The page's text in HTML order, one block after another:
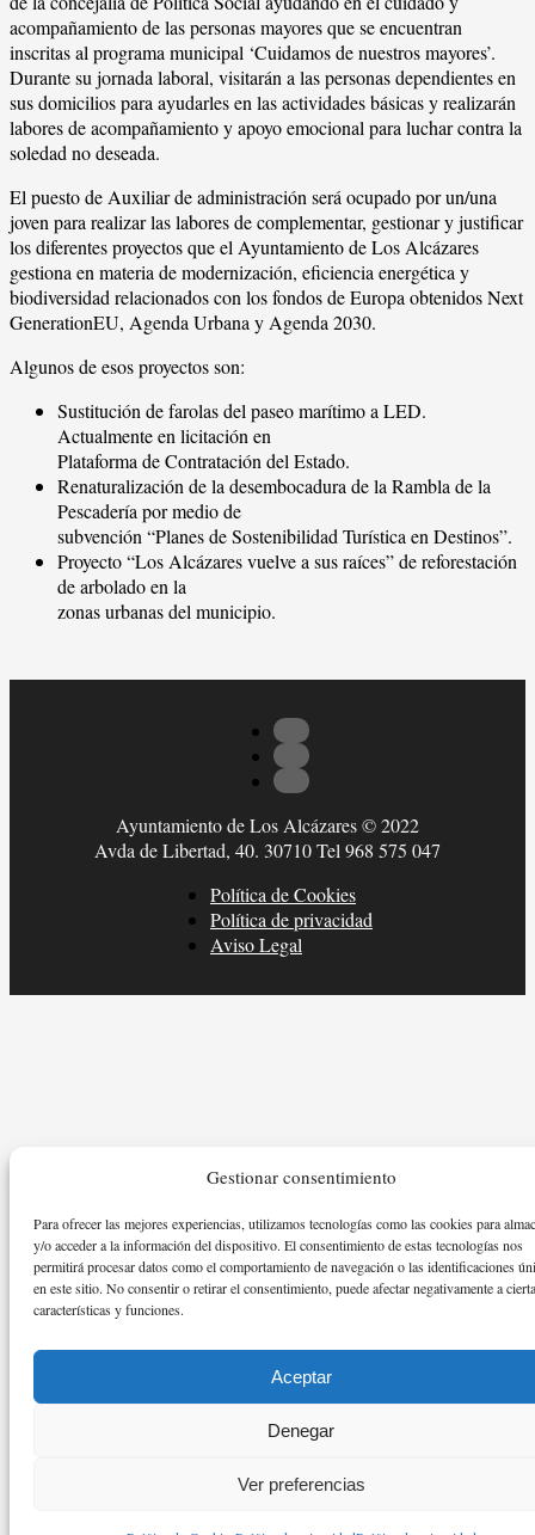
Gestionar consentimiento
Para ofrecer las mejores experiencias, utilizamos tecnologías como las cookies para
y/o acceder a la información del dispositivo. El consentimiento de estas tecnologías nos
permitirá procesar datos como el comportamiento de navegación o las identificaciones
en este sitio. No consentir o retirar el consentimiento, puede afectar negativamente a
características y funciones.
Aceptar
Denegar
Ver preferencias
acompañamiento de las personas mayores que se encuentran
inscritas al programa municipal ‘Cuidamos de nuestros mayores’.
Durante su jornada laboral, visitarán a las personas dependientes en
sus domicilios para ayudarles en las actividades básicas y realizarán
labores de acompañamiento y apoyo emocional para luchar contra la
soledad no deseada.
El puesto de Auxiliar de administración será ocupado por un/una
joven para realizar las labores de complementar, gestionar y justificar
los diferentes proyectos que el Ayuntamiento de Los Alcázares
gestiona en materia de modernización, eficiencia energética y
biodiversidad relacionados con los fondos de Europa obtenidos Next
GenerationEU, Agenda Urbana y Agenda 2030.
Algunos de esos proyectos son:
Sustitución de farolas del paseo marítimo a LED.
Actualmente en licitación en
Plataforma de Contratación del Estado.
Renaturalización de la desembocadura de la Rambla de la
Pescadería por medio de
subvención “Planes de Sostenibilidad Turística en Destinos”.
Proyecto “Los Alcázares vuelve a sus raíces” de reforestación
de arbolado en la
zonas urbanas del municipio.
Ayuntamiento de Los Alcázares © 2022
Avda de Libertad, 40. 30710 Tel 968 575 047
Política de Cookies
Política de privacidad
Aviso Legal